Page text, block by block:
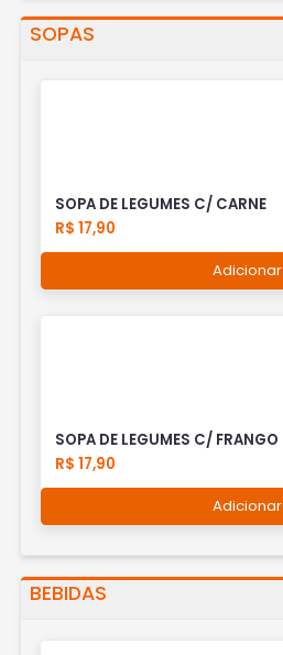
SOPAS
SOPA DE LEGUMES C/ CARNE
R$ 17,90
Adicionar
SOPA DE LEGUMES C/ FRANGO
R$ 17,90
Adicionar
BEBIDAS